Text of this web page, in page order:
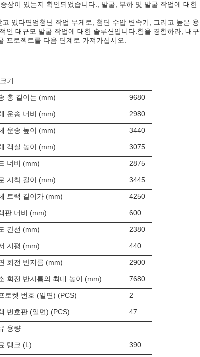
상이 있는지 확인되었습니다., 발굴, 부하 및 발굴 작업에 대한
있다면엄청난 작업 무게로, 첨단 수압 변속기, 그리고 높은
인 대규모 발굴 작업에 대한 솔루션입니다.힘을 경험하라, 내
프로젝트를 다음 단계로 가져가십시오.
기
총 길이는 (mm) 9680
운송 너비 (mm) 2980
운송 높이 (mm) 3440
객실 높이 (mm) 3075
너비 (mm) 2875
지착 길이 (mm) 3445
트랙 길이가 (mm) 4250
판 너비 (mm) 600
간선 (mm) 2380
지평 (mm) 440
회전 반지름 (mm) 2900
회전 반지름의 최대 높이 (mm) 7680
로켓 번호 (일면) (PCS) 2
번호판 (일면) (PCS) 47
용량
탱크 (L) 390